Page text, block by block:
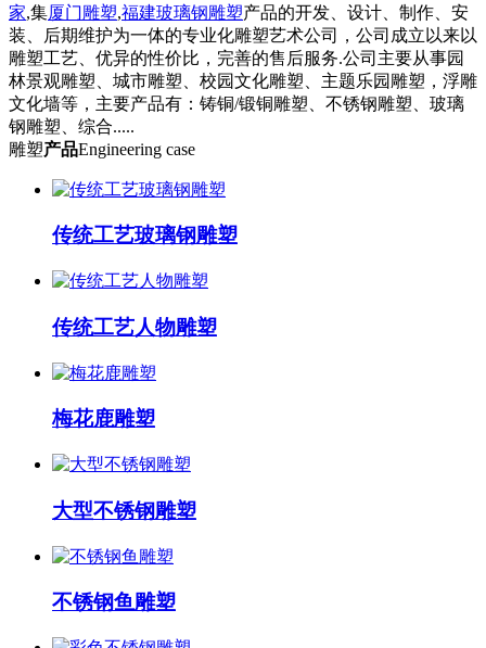
家,集厦门雕塑,福建玻璃钢雕塑产品的开发、设计、制作、安
装、后期维护为一体的专业化雕塑艺术公司，公司成立以来以
雕塑工艺、优异的性价比，完善的售后服务.公司主要从事园
林景观雕塑、城市雕塑、校园文化雕塑、主题乐园雕塑，浮雕
文化墙等，主要产品有：铸铜/锻铜雕塑、不锈钢雕塑、玻璃
钢雕塑、综合.....
雕塑产品Engineering case
传统工艺玻璃钢雕塑
传统工艺人物雕塑
梅花鹿雕塑
大型不锈钢雕塑
不锈钢鱼雕塑